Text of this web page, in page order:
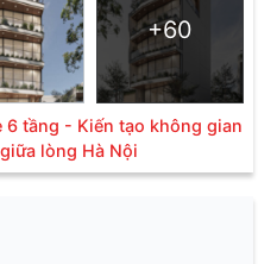
+60
tầng - Kiến tạo không gian
lòng Hà Nội